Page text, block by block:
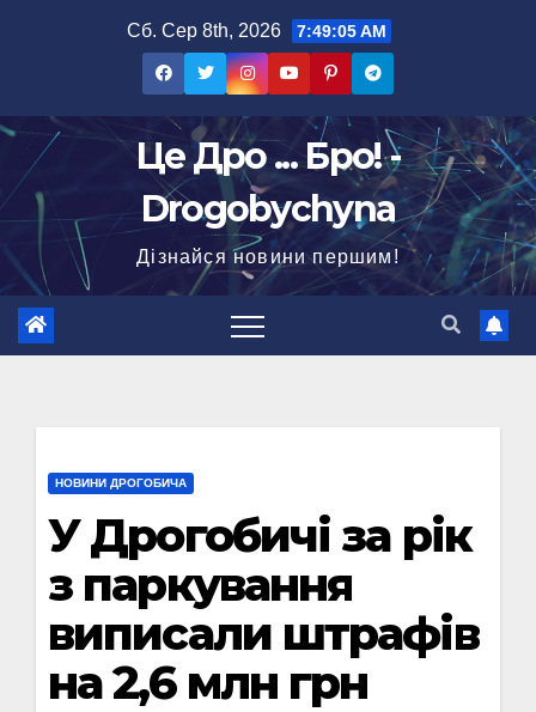
Сб. Сер 8th, 2026 7:49:05 AM
Це Дро ... Бро! -
Drogobychyna
Дізнайся новини першим!
НОВИНИ ДРОГОБИЧА
У Дрогобичі за рік
з паркування
виписали штрафів
на 2,6 млн грн